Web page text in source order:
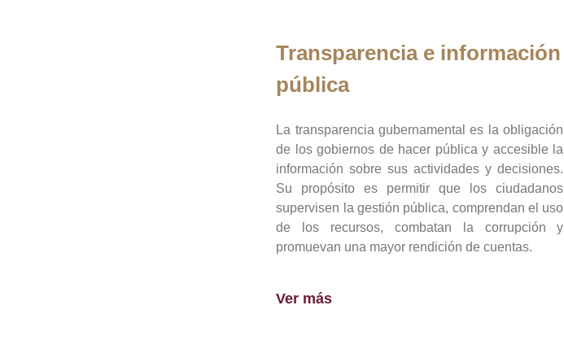
Transparencia e información
pública
La transparencia gubernamental es la obligación
de los gobiernos de hacer pública y accesible la
información sobre sus actividades y decisiones.
Su propósito es permitir que los ciudadanos
supervisen la gestión pública, comprendan el uso
de los recursos, combatan la corrupción y
promuevan una mayor rendición de cuentas.
Ver más